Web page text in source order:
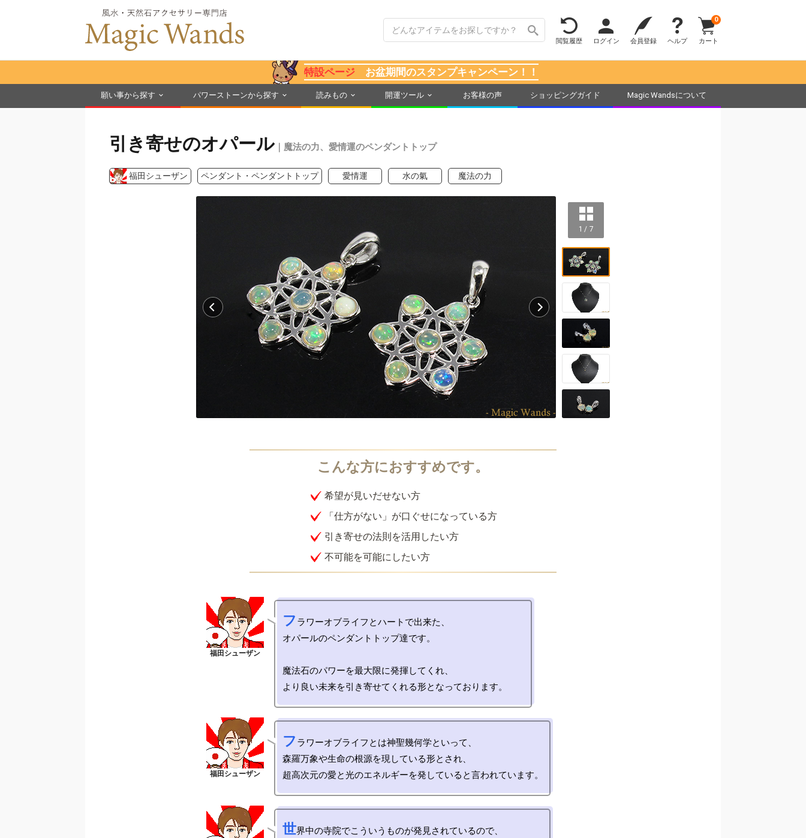
閲覧履歴 ログイン 会員登録 ヘルプ カート
0
特設ページ お盆期間のスタンプキャンペーン！！
願い事から探す パワーストーンから探す 読みもの 開運ツール お客様の声 ショッピングガイド Magic Wandsについて
引き寄せのオパール｜魔法の力、愛情運のペンダントトップ
福田シューザン ペンダント・ペンダントトップ 愛情運 水の氣 魔法の力
1 / 7
希望が見いだせない方
「仕方がない」が口ぐせになっている方
引き寄せの法則を活用したい方
不可能を可能にしたい方
フ ラワーオブライフとハートで出来た、
オパールのペンダントトップ達です。
魔法石のパワーを最大限に発揮してくれ、
フ ラワーオブライフとは神聖幾何学といって、
森羅万象や生命の根源を現している形とされ、
世界中の寺院でこういうものが発見されているので、